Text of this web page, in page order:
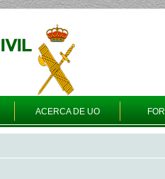
ACERCA DE UO